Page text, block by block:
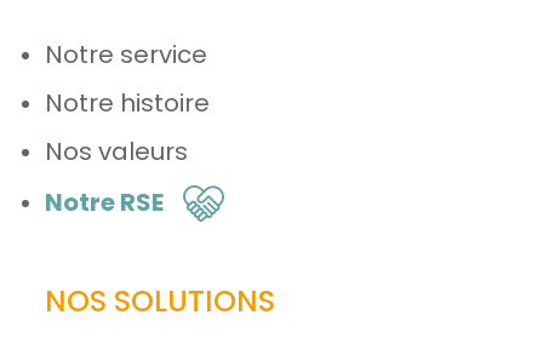
Notre service
Notre histoire
Nos valeurs
Notre RSE
NOS SOLUTIONS